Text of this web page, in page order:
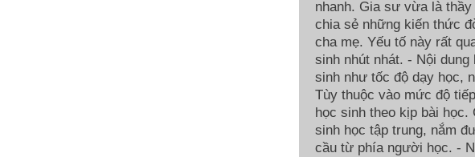
nhanh. Gia sư vừa là
chia sẻ những kiến thức
cha mẹ. Yếu tố này rất
sinh nhút nhát. - Nội
sinh như tốc độ dạy học,
Tùy thuộc vào mức độ
học sinh theo kịp bài
sinh học tập trung, nắm
cầu từ phía người học. -